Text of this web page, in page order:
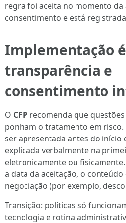
regra foi aceita no momento
consentimento e está
Implementação
transparência e
consentimento
O CFP recomenda que
ponham o tratamento em risco.
ser apresentada antes do início
explicada verbalmente na
eletronicamente ou
a data da aceitação, o
negociação (por exemplo,
Transição: políticas só
tecnologia e rotina